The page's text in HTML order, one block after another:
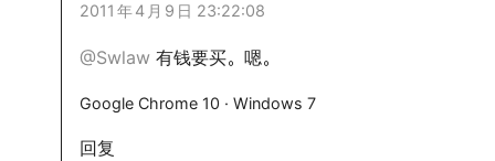
2011 年4 月 9 日 23:22:08
@Swlaw 有钱要买。嗯。
Google Chrome 10 · Windows 7
回复